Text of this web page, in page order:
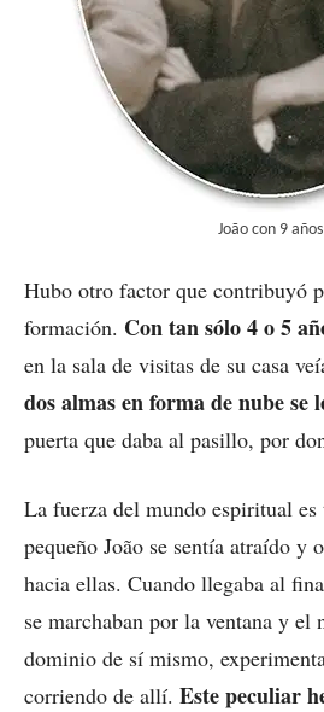
João con 9 años
Hubo otro factor que contribuyó
formación. Con tan sólo 4 o 5
en la sala de visitas de su casa
dos almas en forma de nube se
puerta que daba al pasillo, por
La fuerza del mundo espiritual es
pequeño João se sentía atraído y
hacia ellas. Cuando llegaba al
se marchaban por la ventana y el
dominio de sí mismo,
corriendo de allí. Este peculiar